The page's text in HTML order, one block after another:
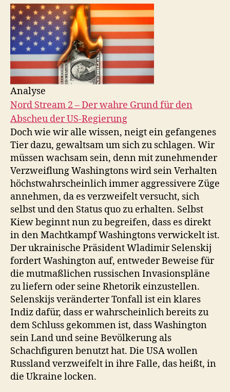
Analyse
Nord Stream 2 – Der wahre Grund für den
Abscheu der US-Regierung
Doch wie wir alle wissen, neigt ein gefangenes
Tier dazu, gewaltsam um sich zu schlagen. Wir
müssen wachsam sein, denn mit zunehmender
Verzweiflung Washingtons wird sein Verhalten
höchstwahrscheinlich immer aggressivere Züge
annehmen, da es verzweifelt versucht, sich
selbst und den Status quo zu erhalten. Selbst
Kiew beginnt nun zu begreifen, dass es direkt
in den Machtkampf Washingtons verwickelt ist.
Der ukrainische Präsident Wladimir Selenskij
fordert Washington auf, entweder Beweise für
die mutmaßlichen russischen Invasionspläne
zu liefern oder seine Rhetorik einzustellen.
Selenskijs veränderter Tonfall ist ein klares
Indiz dafür, dass er wahrscheinlich bereits zu
dem Schluss gekommen ist, dass Washington
sein Land und seine Bevölkerung als
Schachfiguren benutzt hat. Die USA wollen
Russland verzweifelt in ihre Falle, das heißt, in
die Ukraine locken.